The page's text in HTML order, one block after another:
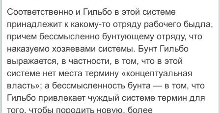
Соответственно и Гильбо в этой системе
принадлежит к какому-то отряду рабочего быдла,
причем бессмысленно бунтующему отряду, что
наказуемо хозяевами системы. Бунт Гильбо
выражается, в частности, в том, что в этой
системе нет места термину «концеп­ту­аль­ная
власть»; а бессмысленность бунта — в том, что
Гильбо привлекает чуждый системе термин для
того, чтобы породить новую, более